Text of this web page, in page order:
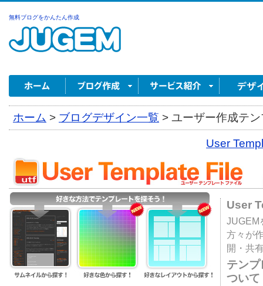
無料ブログをかんたん作成
ホーム > ブログデザイン一覧 > ユーザー作成テ
User
User
JUGEM
方々が
開・共
テン
ついて